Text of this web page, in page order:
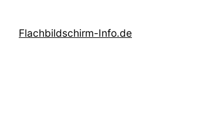
springenFlachbildschirm-Info.de